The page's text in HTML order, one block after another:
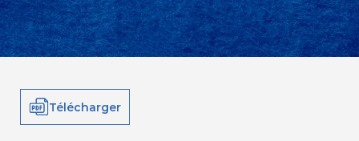
Investisseurs
Médias
Télécharger